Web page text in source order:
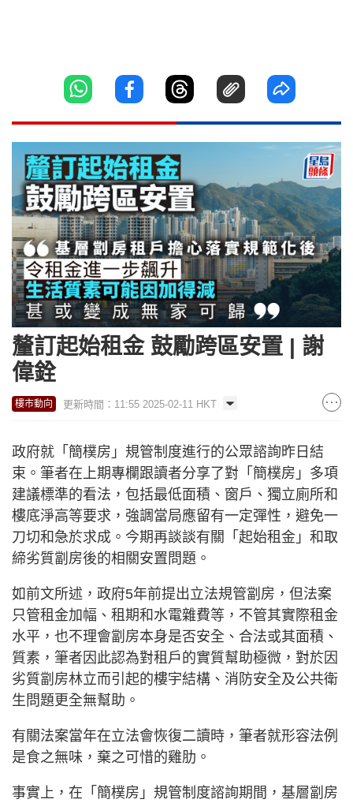
釐訂起始租金 鼓勵跨區安置 | 謝
偉銓
樓市動向 更新時間：11:55 2025-02-11 HKT
政府就「簡樸房」規管制度進行的公眾諮詢昨日結
束。筆者在上期專欄跟讀者分享了對「簡樸房」多項
建議標準的看法，包括最低面積、窗戶、獨立廁所和
樓底淨高等要求，強調當局應留有一定彈性，避免一
刀切和急於求成。今期再談談有關「起始租金」和取
締劣質劏房後的相關安置問題。
如前文所述，政府5年前提出立法規管劏房，但法案
只管租金加幅、租期和水電雜費等，不管其實際租金
水平，也不理會劏房本身是否安全、合法或其面積、
質素，筆者因此認為對租戶的實質幫助極微，對於因
劣質劏房林立而引起的樓宇結構、消防安全及公共衛
生問題更全無幫助。
有關法案當年在立法會恢復二讀時，筆者就形容法例
是食之無味，棄之可惜的雞肋。
事實上，在「簡樸房」規管制度諮詢期間，基層劏房